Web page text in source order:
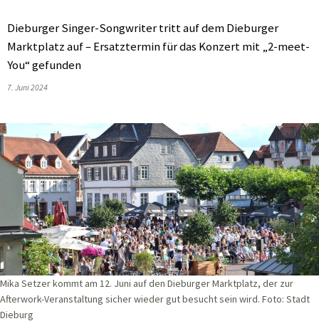
Dieburger Singer-Songwriter tritt auf dem Dieburger
Marktplatz auf – Ersatztermin für das Konzert mit „2-meet-
You“ gefunden
7. Juni 2024
Mika Setzer kommt am 12. Juni auf den Dieburger Marktplatz, der zur
Afterwork-Veranstaltung sicher wieder gut besucht sein wird. Foto: Stadt
Dieburg